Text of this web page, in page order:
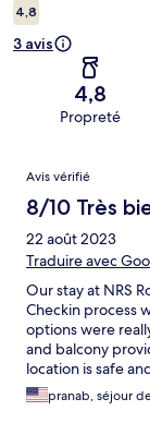
4,8
3 avis
4,8
Propreté
Avis
Avis vérifié
8/10 Très
22 août 2023
Traduire avec
Our stay at NRS
Checkin process
options were
and balcony
location is safe
very peaceful and
available right at
pranab, séjour